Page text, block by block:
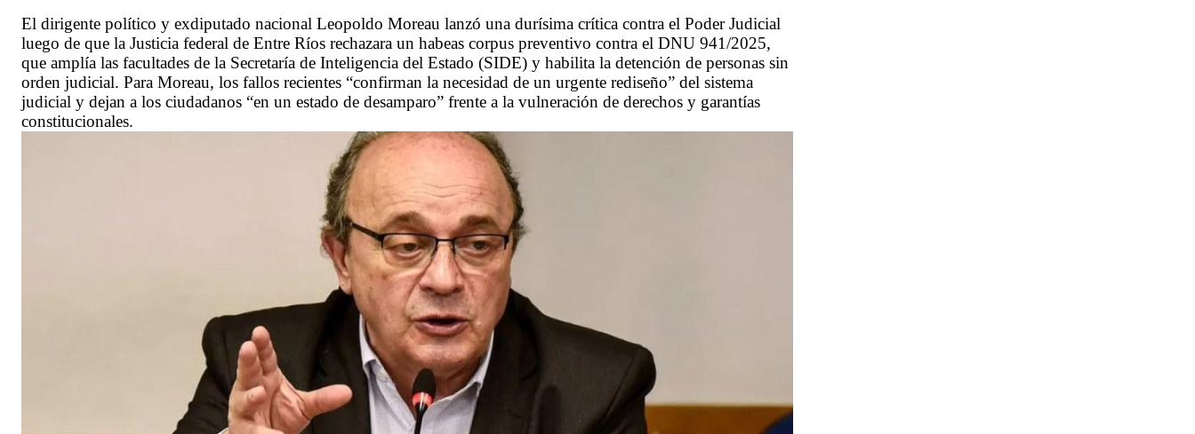
El dirigente político y exdiputado nacional Leopoldo Moreau lanzó una durísima crítica contra el Poder Judicial
luego de que la Justicia federal de Entre Ríos rechazara un habeas corpus preventivo contra el DNU 941/2025,
que amplía las facultades de la Secretaría de Inteligencia del Estado (SIDE) y habilita la detención de personas sin
orden judicial. Para Moreau, los fallos recientes “confirman la necesidad de un urgente rediseño” del sistema
judicial y dejan a los ciudadanos “en un estado de desamparo” frente a la vulneración de derechos y garantías
constitucionales.